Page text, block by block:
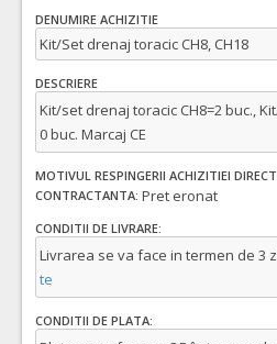
DENUMIRE ACHIZITIE
Kit/Set drenaj toracic CH8, CH18
DESCRIERE
Kit/set drenaj toracic CH8=2 buc.,
0 buc. Marcaj CE
MOTIVUL RESPINGERII ACHIZITIEI
CONTRACTANTA: Pret eronat
CONDITII DE LIVRARE:
Livrarea se va face in termen de 3
te
CONDITII DE PLATA: